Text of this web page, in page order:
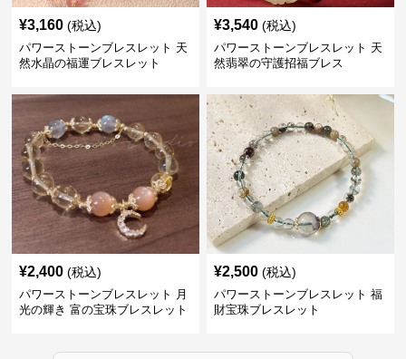
¥3,160 (税込)
パワーストーンブレスレット 天
然水晶の福運ブレスレット
¥3,540 (税込)
パワーストーンブレスレット 天
然翡翠の守護招福ブレス
¥2,400 (税込)
パワーストーンブレスレット 月
光の輝き 富の宝珠ブレスレット
¥2,500 (税込)
パワーストーンブレスレット 福
財宝珠ブレスレット